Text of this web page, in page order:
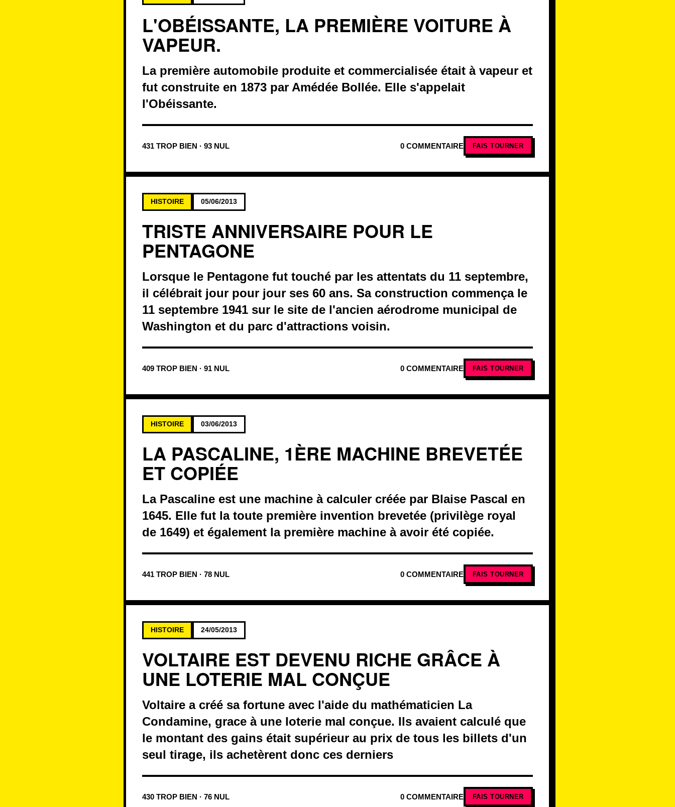
L'OBÉISSANTE, LA PREMIÈRE VOITURE À
VAPEUR.
La première automobile produite et commercialisée était à vapeur et
fut construite en 1873 par Amédée Bollée. Elle s'appelait
l'Obéissante.
431 TROP BIEN · 93 NUL 0 COMMENTAIRE FAIS TOURNER
HISTOIRE 05/06/2013
TRISTE ANNIVERSAIRE POUR LE
PENTAGONE
Lorsque le Pentagone fut touché par les attentats du 11 septembre,
il célébrait jour pour jour ses 60 ans. Sa construction commença le
11 septembre 1941 sur le site de l'ancien aérodrome municipal de
Washington et du parc d'attractions voisin.
409 TROP BIEN · 91 NUL 0 COMMENTAIRE FAIS TOURNER
HISTOIRE 03/06/2013
LA PASCALINE, 1ÈRE MACHINE BREVETÉE
ET COPIÉE
La Pascaline est une machine à calculer créée par Blaise Pascal en
1645. Elle fut la toute première invention brevetée (privilège royal
de 1649) et également la première machine à avoir été copiée.
441 TROP BIEN · 78 NUL 0 COMMENTAIRE FAIS TOURNER
HISTOIRE 24/05/2013
VOLTAIRE EST DEVENU RICHE GRÂCE À
UNE LOTERIE MAL CONÇUE
Voltaire a créé sa fortune avec l'aide du mathématicien La
Condamine, grace à une loterie mal conçue. Ils avaient calculé que
le montant des gains était supérieur au prix de tous les billets d'un
seul tirage, ils achetèrent donc ces derniers
430 TROP BIEN · 76 NUL 0 COMMENTAIRE FAIS TOURNER